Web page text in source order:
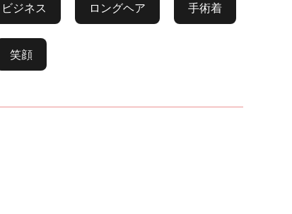
ビジネス ロングヘア 手術着
笑顔